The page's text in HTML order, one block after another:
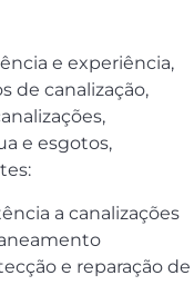
e experiência,
de canalização,
e esgotos,
a canalizações
e reparação de